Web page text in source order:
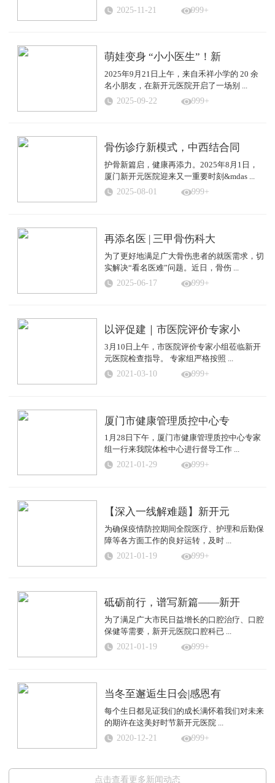
2025-11-21 999+
萌娃变身 “小小医生”！新
2025年9月21日上午，来自禾祥小学的 20 余
名小朋友，在新开元医院开启了一场别 ...
2025-09-22 999+
骨伤诊疗新模式，中西结合同
护骨新篇启，健康再添力。2025年8月1日，
厦门新开元医院迎来又一重要时刻&mdas ...
2025-08-01 999+
再添名医 | 三甲骨伤科大
为了更好地满足广大骨伤患者的就医需求，切
实解决“看名医难”问题。近日，骨伤 ...
2025-06-17 999+
以评促建｜市医院评价专家小
3月10日上午，市医院评价专家小组莅临新开
元医院检查指导。 专家组严格按照 ...
2021-03-10 999+
厦门市健康管理质控中心专
1月28日下午，厦门市健康管理质控中心专家
组一行来我院体检中心进行督导工作 ...
2021-01-29 999+
【深入一线解难题】新开元
为确保疫情防控期间全院医疗、护理和后勤保
障等各方面工作的良好运转，及时 ...
2021-01-19 999+
砥砺前行，谱写新篇——新开
为了满足广大市民日益增长的口腔治疗、口腔
保健等需要，新开元医院口腔科已 ...
2021-01-19 999+
当冬至邂逅生日会|感恩有
每个生日都见证我们的成长满怀着我们对未来
的期许在这美好时节新开元医院 ...
2020-12-21 999+
点击查看更多新闻动态